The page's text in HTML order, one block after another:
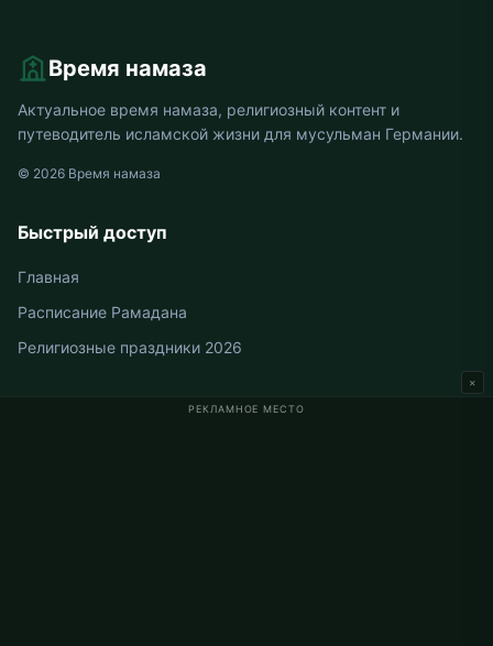
РЕКЛАМНОЕ МЕСТО
×
Время намаза
Актуальное время намаза, религиозный контент и
путеводитель исламской жизни для мусульман Германии.
© 2026 Время намаза
Быстрый доступ
Главная
Расписание Рамадана
Религиозные праздники 2026
Время намаза в Германии